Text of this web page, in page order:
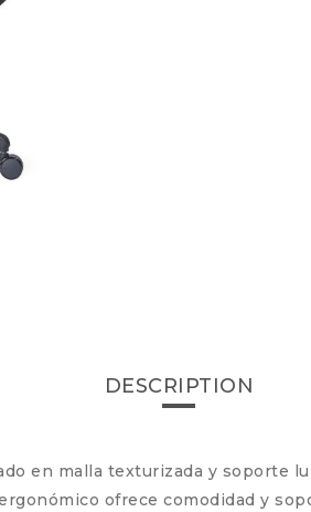
DESCRIPTION
en malla texturizada y soporte
ofrece comodidad y